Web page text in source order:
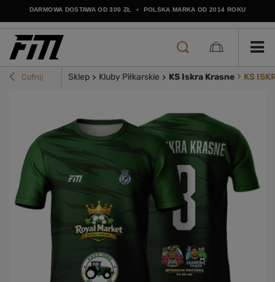
DARMOWA DOSTAWA OD 300 ZŁ POLSKA MARKA OD 2014 ROKU
Cofnij Sklep Kluby Piłkarskie KS Iskra Krasne KS